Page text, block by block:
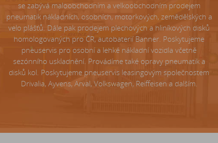
se zabývá maloobchodním a velkoobchodním prodejem
pneumatik nákladních, osobních, motorkových, zemědělských a
velo plášťů. Dále pak prodejem plechových a hliníkových disků
homologovaných pro ČR, autobaterií Banner. Poskytujeme
pneuservis pro osobní a lehké nákladní vozidla včetně
sezónního uskladnění. Provádíme také opravy pneumatik a
disků kol. Poskytujeme pneuservis leasingovým společnostem
Drivalia, Ayvens, Arval, Volkswagen, Reiffeisen a dalším.